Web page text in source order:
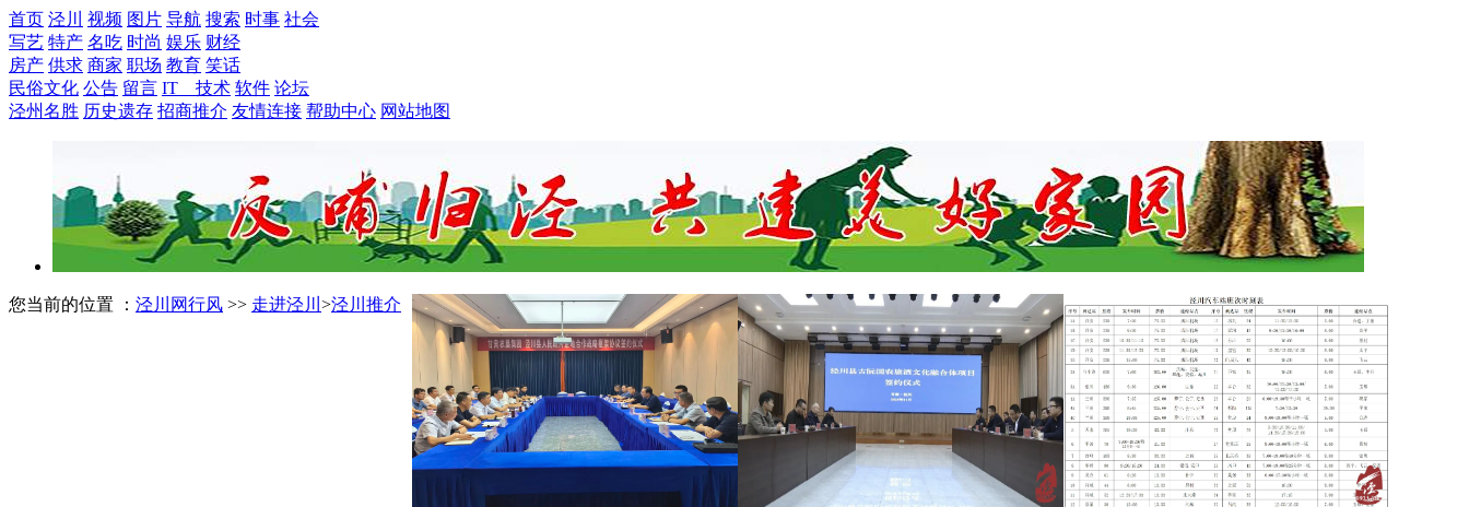
首页 泾川 视频 图片 导航 搜索 时事 社会
写艺 特产 名吃 时尚 娱乐 财经
房产 供求 商家 职场 教育 笑话
民俗文化 公告 留言 IT 技术 软件 论坛
泾州名胜 历史遗存 招商推介 友情连接 帮助中心 网站地图
您当前的位置 ： 泾川网行风 >> 走进泾川 >泾川推介